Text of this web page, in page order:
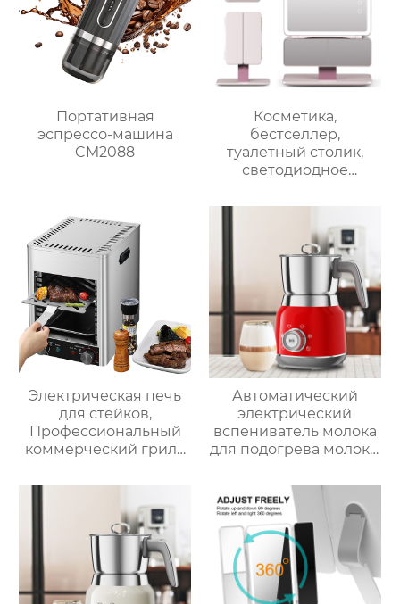
фабрика зеркал
фритюрница
Хрустящий Готовит
без масла
Портативная
эспрессо-машина
CM2088
Косметика,
бестселлер,
туалетный столик,
светодиодное
зеркало для макияжа,
увеличительное
зеркало для макияжа
с подсветкой
Электрическая печь
для стейков,
Профессиональный
коммерческий гриль
столешнице, 10-
слойный гриль,
Постоянная
температура 800℃,
Нержавеющая сталь
Автоматический
электрический
вспениватель молока
для подогрева молока,
корпус из матовой
нержавеющей стали,
домашний
пароварочный
аппарат для молока